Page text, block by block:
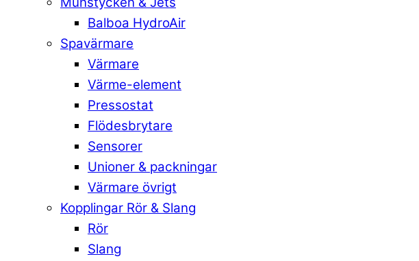
Balboa HydroAir
Spavärmare
Värmare
Värme-element
Pressostat
Flödesbrytare
Sensorer
Unioner & packningar
Värmare övrigt
Kopplingar Rör & Slang
Rör
Slang